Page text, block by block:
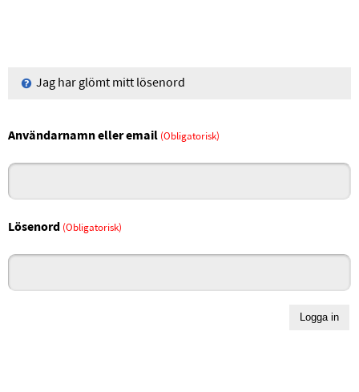
Jag har glömt mitt lösenord
Användarnamn eller email (Obligatorisk)
Lösenord (Obligatorisk)